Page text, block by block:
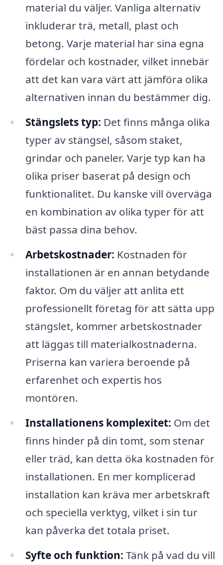
material du väljer. Vanliga alternativ
inkluderar trä, metall, plast och
betong. Varje material har sina egna
fördelar och kostnader, vilket innebär
att det kan vara värt att jämföra olika
alternativen innan du bestämmer dig.
Stängslets typ: Det finns många olika
typer av stängsel, såsom staket,
grindar och paneler. Varje typ kan ha
olika priser baserat på design och
funktionalitet. Du kanske vill överväga
en kombination av olika typer för att
bäst passa dina behov.
Arbetskostnader: Kostnaden för
installationen är en annan betydande
faktor. Om du väljer att anlita ett
professionellt företag för att sätta upp
stängslet, kommer arbetskostnader
att läggas till materialkostnaderna.
Priserna kan variera beroende på
erfarenhet och expertis hos
montören.
Installationens komplexitet: Om det
finns hinder på din tomt, som stenar
eller träd, kan detta öka kostnaden för
installationen. En mer komplicerad
installation kan kräva mer arbetskraft
och speciella verktyg, vilket i sin tur
kan påverka det totala priset.
Syfte och funktion: Tänk på vad du vill